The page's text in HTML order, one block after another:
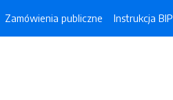
Zamówienia publiczne Instrukcja BIP